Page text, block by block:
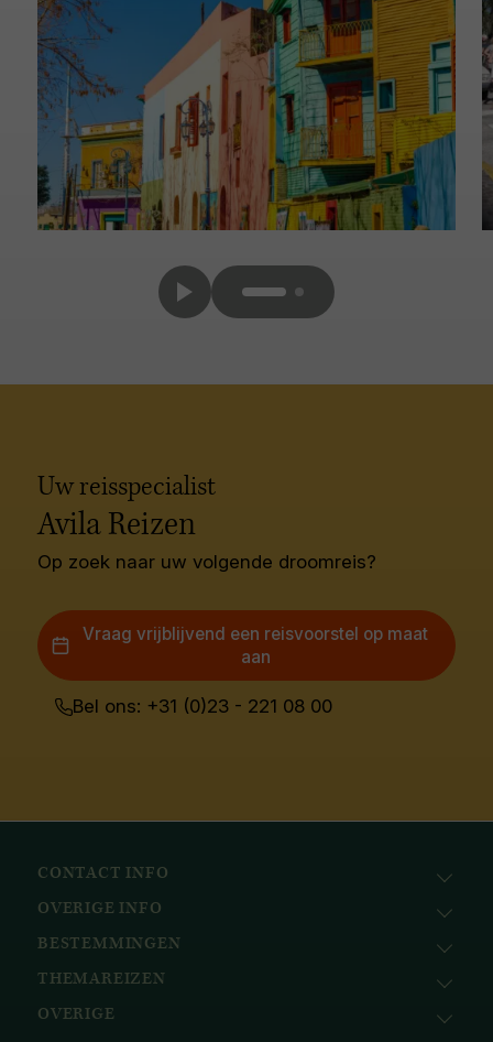
Uw reisspecialist
Avila Reizen
Op zoek naar uw volgende droomreis?
Vraag vrijblijvend een reisvoorstel op maat
aan
Bel ons: +31 (0)23 - 221 08 00
CONTACT INFO
Avila Reizen
Nieuwe Gracht 78
+31 (0) 23 221 0800
+32 (0) 33 880 226
OVERIGE INFO
KvK: 51111616
BTW nr.: NL823096415B01
NL58ABNA0617518297
BESTEMMINGEN
Afrika
Azië
THEMAREIZEN
Cruises
OVERIGE